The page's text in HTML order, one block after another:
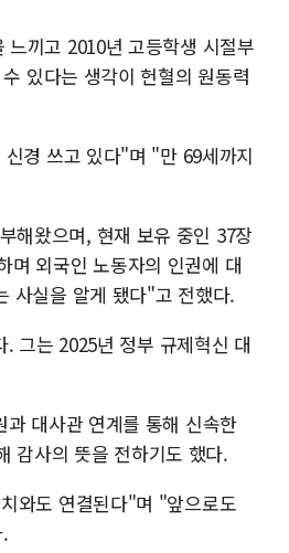
끼고 2010년 고등학생 시절부
있다는 생각이 헌혈의 원동력
경 쓰고 있다"며 "만 69세까지
해왔으며, 현재 보유 중인 37장
며 외국인 노동자의 인권에 대
사실을 알게 됐다"고 전했다.
그는 2025년 정부 규제혁신 대
대사관 연계를 통해 신속한
감사의 뜻을 전하기도 했다.
와도 연결된다"며 "앞으로도